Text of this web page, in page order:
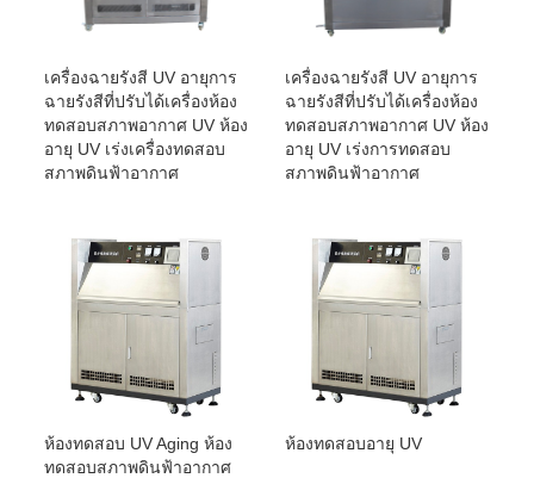
เครื่องฉายรังสี UV อายุการ
ฉายรังสีที่ปรับได้เครื่องห้อง
ทดสอบสภาพอากาศ UV ห้อง
อายุ UV เร่งเครื่องทดสอบ
สภาพดินฟ้าอากาศ
เครื่องฉายรังสี UV อายุการ
ฉายรังสีที่ปรับได้เครื่องห้อง
ทดสอบสภาพอากาศ UV ห้อง
อายุ UV เร่งการทดสอบ
สภาพดินฟ้าอากาศ
ห้องทดสอบ UV Aging ห้อง
ทดสอบสภาพดินฟ้าอากาศ
ห้องทดสอบอายุ UV